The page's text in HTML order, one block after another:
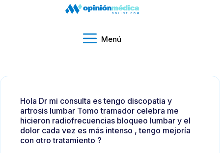
Menú
Hola Dr mi consulta es tengo discopatia y
artrosis lumbar Tomo tramador celebra me
hicieron radiofrecuencias bloqueo lumbar y el
dolor cada vez es más intenso , tengo mejoría
con otro tratamiento ?